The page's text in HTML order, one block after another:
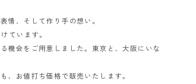
情、そして作り手の想い。
ています。
機会をご用意しました。東京と、大阪にいな
、お値打ち価格で販売いたします。